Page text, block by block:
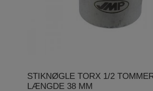
STIKNØGLE TORX 1/2
LÆNGDE 38 MM